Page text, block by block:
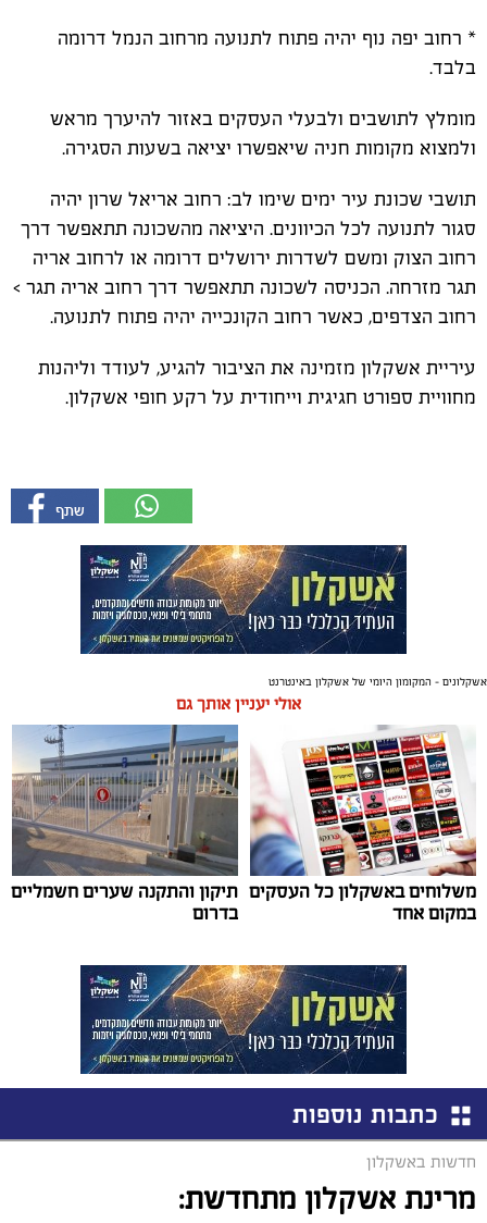
* רחוב יפה נוף יהיה פתוח לתנועה מרחוב הנמל דרומה
בלבד.
מומלץ לתושבים ולבעלי העסקים באזור להיערך מראש
ולמצוא מקומות חניה שיאפשרו יציאה בשעות הסגירה.
תושבי שכונת עיר ימים שימו לב: רחוב אריאל שרון יהיה
סגור לתנועה לכל הכיוונים. היציאה מהשכונה תתאפשר דרך
רחוב הצוק ומשם לשדרות ירושלים דרומה או לרחוב אריה
תגר מזרחה. הכניסה לשכונה תתאפשר דרך רחוב אריה תגר >
רחוב הצדפים, כאשר רחוב הקונכייה יהיה פתוח לתנועה.
עיריית אשקלון מזמינה את הציבור להגיע, לעודד וליהנות
מחוויית ספורט חגיגית וייחודית על רקע חופי אשקלון.
אשקלונים - המקומון היומי של אשקלון באינטרנט
אולי יעניין אותך גם
משלוחים באשקלון כל העסקים
במקום אחד
תיקון והתקנה שערים חשמליים
בדרום
כתבות נוספות
חדשות באשקלון
מרינת אשקלון מתחדשת: